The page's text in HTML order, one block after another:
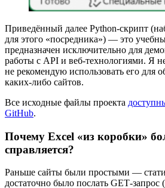
Приведённый далее Python‑скрипт
для этого «посредника») — это
предназначен исключительно для
работы с API и веб‑технологиями. Я
не рекомендую использовать его для
каких‑либо сайтов.
Все исходные файлы проекта
GitHub.
Почему Excel «из коробки»
справляется?
Раньше сайты были простыми —
достаточно было послать GET‑запрос